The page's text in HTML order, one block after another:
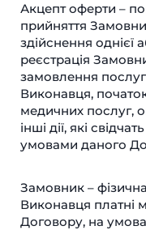
Акцепт оферти –
прийняття
здійснення однієї
реєстрація
замовлення
Виконавця,
медичних послуг,
інші дії, які
умовами даного
Замовник –
Виконавця платні
Договору, на